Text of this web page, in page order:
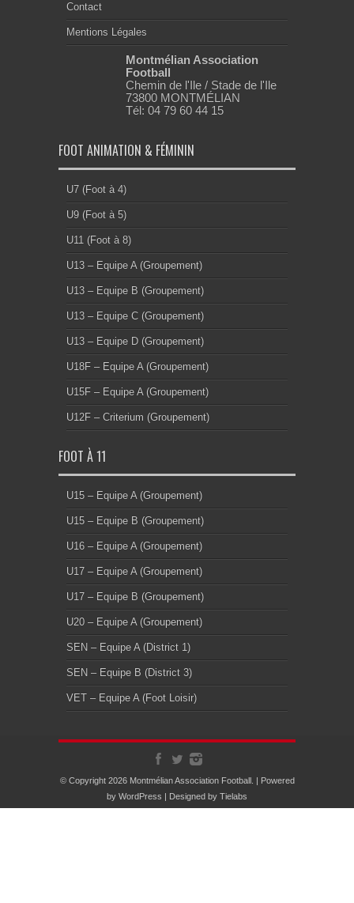
Contact
Mentions Légales
Montmélian Association
Football
Chemin de l'Ile / Stade de l'Ile
73800 MONTMÉLIAN
Tél: 04 79 60 44 15
FOOT ANIMATION & FÉMININ
U7 (Foot à 4)
U9 (Foot à 5)
U11 (Foot à 8)
U13 – Equipe A (Groupement)
U13 – Equipe B (Groupement)
U13 – Equipe C (Groupement)
U13 – Equipe D (Groupement)
U18F – Equipe A (Groupement)
U15F – Equipe A (Groupement)
U12F – Criterium (Groupement)
FOOT À 11
U15 – Equipe A (Groupement)
U15 – Equipe B (Groupement)
U16 – Equipe A (Groupement)
U17 – Equipe A (Groupement)
U17 – Equipe B (Groupement)
U20 – Equipe A (Groupement)
SEN – Equipe A (District 1)
SEN – Equipe B (District 3)
VET – Equipe A (Foot Loisir)
© Copyright 2026 Montmélian Association Football. | Powered
by WordPress | Designed by Tielabs